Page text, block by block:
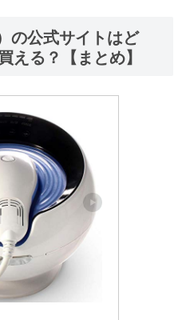
の公式サイトはど
える？【まとめ】